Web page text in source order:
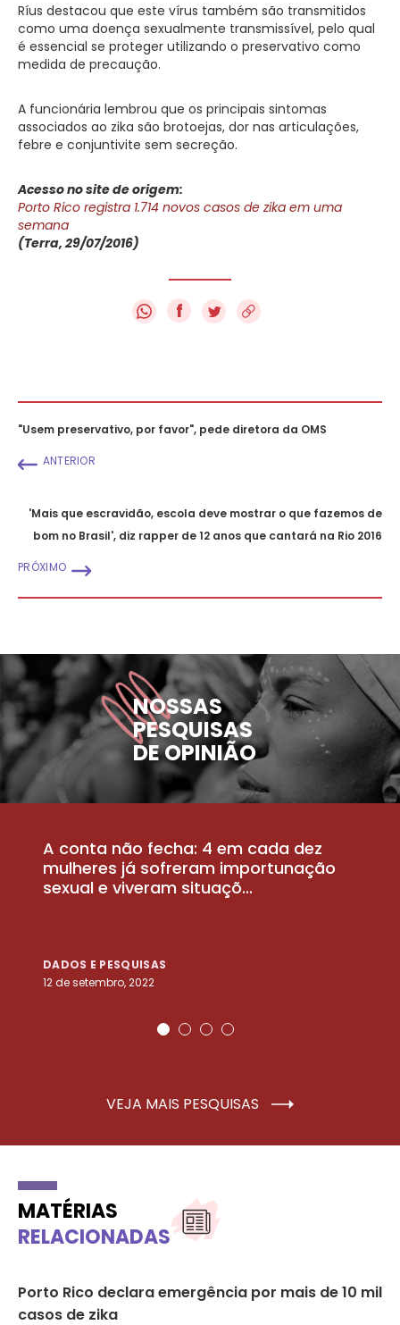
Ríus destacou que este vírus também são transmitidos
como uma doença sexualmente transmissível, pelo qual
é essencial se proteger utilizando o preservativo como
medida de precaução.
A funcionária lembrou que os principais sintomas
associados ao zika são brotoejas, dor nas articulações,
febre e conjuntivite sem secreção.
Acesso no site de origem:
Porto Rico registra 1.714 novos casos de zika em uma
semana
(Terra, 29/07/2016)
f
"Usem preservativo, por favor", pede diretora da OMS
ANTERIOR
'Mais que escravidão, escola deve mostrar o que fazemos de
bom no Brasil', diz rapper de 12 anos que cantará na Rio 2016
PRÓXIMO
NOSSAS
PESQUISAS
DE OPINIÃO
A conta não fecha: 4 em cada dez
mulheres já sofreram importunação
sexual e viveram situaçõ...
DADOS E PESQUISAS
12 de setembro, 2022
VEJA MAIS PESQUISAS
MATÉRIAS
RELACIONADAS
Porto Rico declara emergência por mais de 10 mil
casos de zika